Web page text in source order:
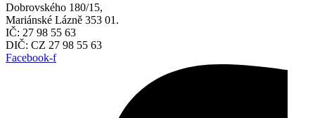
Dobrovského 180/15,
Mariánské Lázně 353 01.
IČ: 27 98 55 63
DIČ: CZ 27 98 55 63
Facebook-f